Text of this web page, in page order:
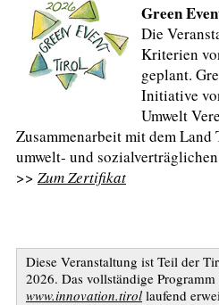
Green
Die
Kriterien
geplant.
Initiative
Umwelt
Zusammenarbeit mit dem
umwelt- und
>> Zum Zertifikat
Diese Veranstaltung ist Teil der
2026. Das vollständige
www.innovation.tirol laufend